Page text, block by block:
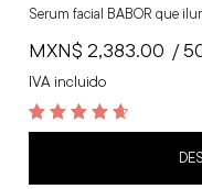
Serum facial BABOR que
MXN$ 2,383.00
IVA incluido
/
4.8